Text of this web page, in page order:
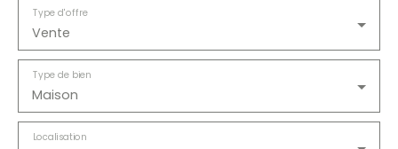
Vente
Type d'offre
Maison
Type de bien
Localisation